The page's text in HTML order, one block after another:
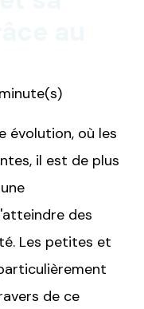
évolution, où les
il est de plus
des
Les petites et
de ce